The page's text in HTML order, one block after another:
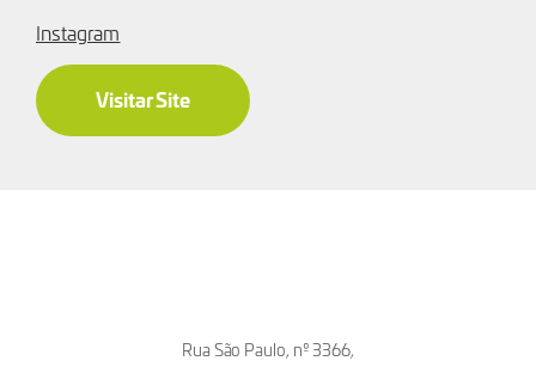
Instagram
Visitar Site
Rua São Paulo, nº 3366,